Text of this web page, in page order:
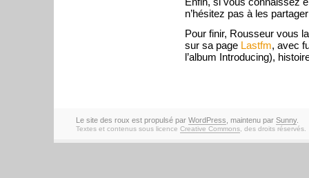
n’hésitez pas à les
Pour finir, Rousseur vous
sur sa page Lastfm, avec
l’album Introducing),
Le site des roux est propulsé par WordPress , maintenu par Sunny.
Textes et contenus sous licence Creative Commons, des droits réservés.